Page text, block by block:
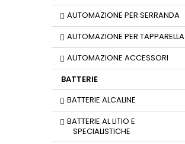
AUTOMAZIONE PER SERRANDA
AUTOMAZIONE PER TAPPARELLA
AUTOMAZIONE ACCESSORI
BATTERIE
BATTERIE ALCALINE
BATTERIE AL LITIO E
SPECIALISTICHE